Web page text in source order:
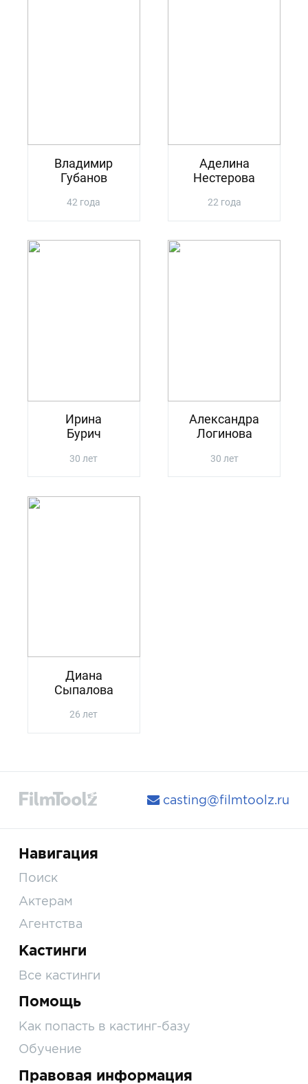
Владимир
Губанов
42 года
Аделина
Нестерова
22 года
Ирина
Бурич
30 лет
Александра
Логинова
30 лет
Диана
Сыпалова
26 лет
casting@filmtoolz.ru
Навигация
Поиск
Актерам
Агентства
Кастинги
Все кастинги
Помощь
Как попасть в кастинг-базу
Обучение
Правовая информация